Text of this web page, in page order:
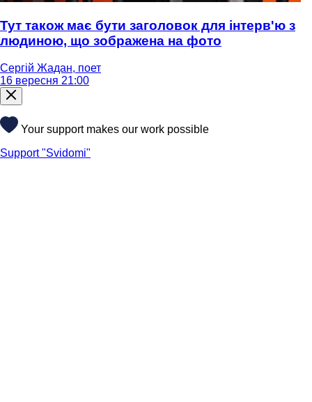
Тут також має бути заголовок для інтерв'ю з
людиною, що зображена на фото
Сергій Жадан, поет
16 вересня 21:00
Your support makes our work possible
Support "Svidomi"